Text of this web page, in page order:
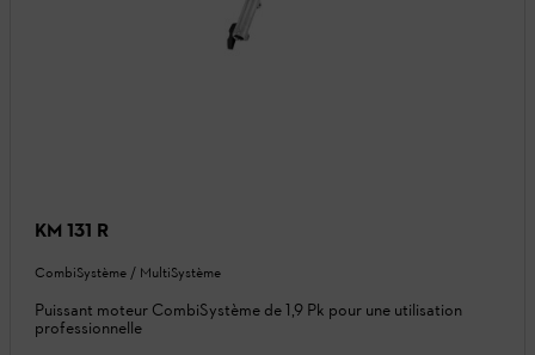
KM 131 R
CombiSystème / MultiSystème
Puissant moteur CombiSystème de 1,9 Pk pour une utilisation
professionnelle